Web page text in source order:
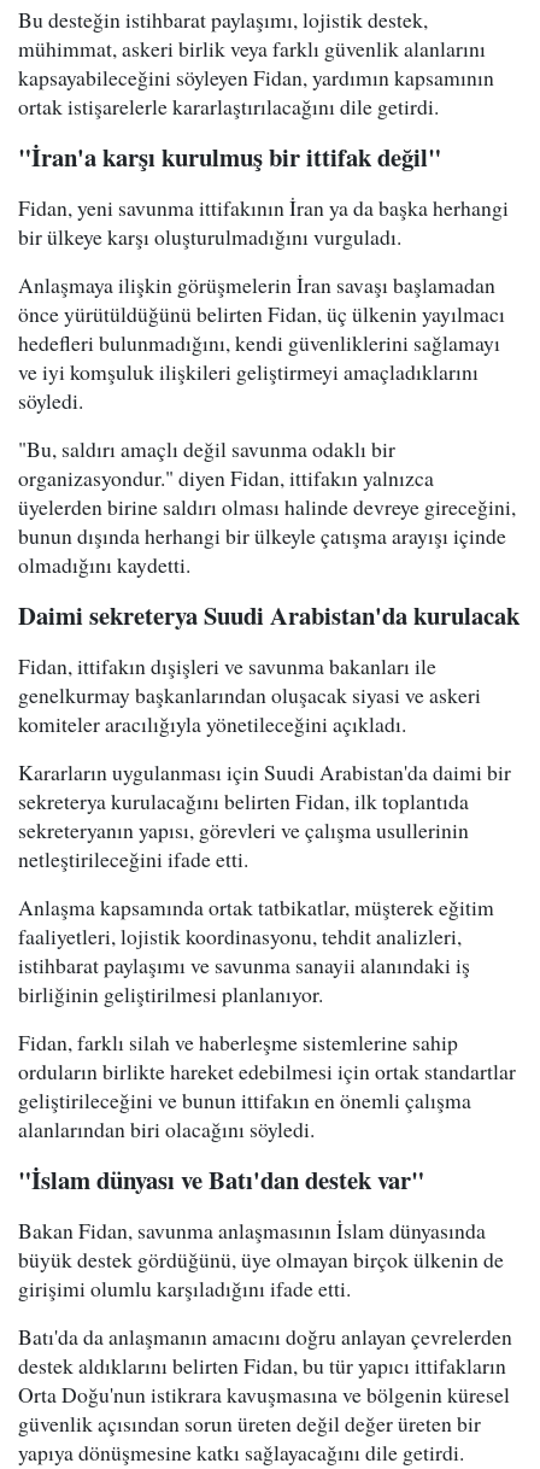
Bu desteğin istihbarat paylaşımı, lojistik destek,
mühimmat, askeri birlik veya farklı güvenlik alanlarını
kapsayabileceğini söyleyen Fidan, yardımın kapsamının
ortak istişarelerle kararlaştırılacağını dile getirdi.
"İran'a karşı kurulmuş bir ittifak değil"
Fidan, yeni savunma ittifakının İran ya da başka herhangi
bir ülkeye karşı oluşturulmadığını vurguladı.
Anlaşmaya ilişkin görüşmelerin İran savaşı başlamadan
önce yürütüldüğünü belirten Fidan, üç ülkenin yayılmacı
hedefleri bulunmadığını, kendi güvenliklerini sağlamayı
ve iyi komşuluk ilişkileri geliştirmeyi amaçladıklarını
söyledi.
"Bu, saldırı amaçlı değil savunma odaklı bir
organizasyondur." diyen Fidan, ittifakın yalnızca
üyelerden birine saldırı olması halinde devreye gireceğini,
bunun dışında herhangi bir ülkeyle çatışma arayışı içinde
olmadığını kaydetti.
Daimi sekreterya Suudi Arabistan'da kurulacak
Fidan, ittifakın dışişleri ve savunma bakanları ile
genelkurmay başkanlarından oluşacak siyasi ve askeri
komiteler aracılığıyla yönetileceğini açıkladı.
Kararların uygulanması için Suudi Arabistan'da daimi bir
sekreterya kurulacağını belirten Fidan, ilk toplantıda
sekreteryanın yapısı, görevleri ve çalışma usullerinin
netleştirileceğini ifade etti.
Anlaşma kapsamında ortak tatbikatlar, müşterek eğitim
faaliyetleri, lojistik koordinasyonu, tehdit analizleri,
istihbarat paylaşımı ve savunma sanayii alanındaki iş
birliğinin geliştirilmesi planlanıyor.
Fidan, farklı silah ve haberleşme sistemlerine sahip
orduların birlikte hareket edebilmesi için ortak standartlar
geliştirileceğini ve bunun ittifakın en önemli çalışma
alanlarından biri olacağını söyledi.
"İslam dünyası ve Batı'dan destek var"
Bakan Fidan, savunma anlaşmasının İslam dünyasında
büyük destek gördüğünü, üye olmayan birçok ülkenin de
girişimi olumlu karşıladığını ifade etti.
Batı'da da anlaşmanın amacını doğru anlayan çevrelerden
destek aldıklarını belirten Fidan, bu tür yapıcı ittifakların
Orta Doğu'nun istikrara kavuşmasına ve bölgenin küresel
güvenlik açısından sorun üreten değil değer üreten bir
yapıya dönüşmesine katkı sağlayacağını dile getirdi.